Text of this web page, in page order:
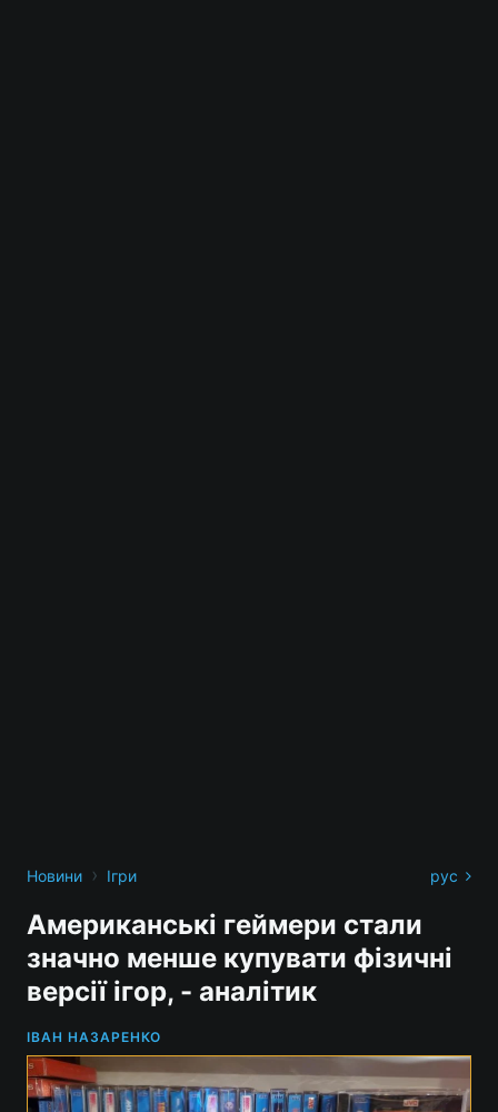
Новини › Ігри рус
Американські геймери стали
значно менше купувати фізичні
версії ігор, - аналітик
ІВАН НАЗАРЕНКО